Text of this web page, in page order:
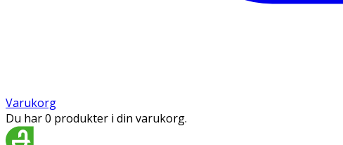
Varukorg
Du har 0 produkter i din varukorg.